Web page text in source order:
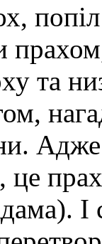
попіл
та
І